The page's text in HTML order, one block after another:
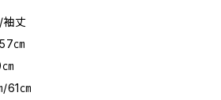
袖丈
㎝
61㎝